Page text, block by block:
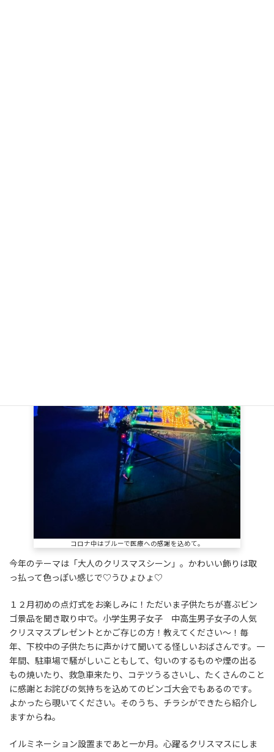
コロナ中はブルーで医療への感謝を込めて。
今年のテーマは「大人のクリスマスシーン」。かわいい飾りは取
っ払って色っぽい感じで♡うひょひょ♡
１２月初めの点灯式をお楽しみに！ただいま子供たちが喜ぶビン
ゴ景品を聞き取り中で。小学生男子女子 中高生男子女子の人気
クリスマスプレゼントとかご存じの方！教えてください～！毎
年、下校中の子供たちに声かけて聞いてる怪しいおばさんです。一
年間、駐車場で騒がしいこともして、匂いのするものや煙の出る
もの焼いたり、救急車来たり、コテツうるさいし、たくさんのこと
に感謝とお詫びの気持ちを込めてのビンゴ大会でもあるのです。
よかったら覗いてください。そのうち、チラシができたら紹介し
ますからね。
イルミネーション設置まであと一か月。心躍るクリスマスにしま